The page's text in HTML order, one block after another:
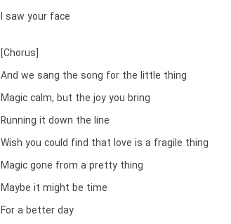
I saw your face
[Chorus]
And we sang the song for the little thing
Magic calm, but the joy you bring
Running it down the line
Wish you could find that love is a fragile thing
Magic gone from a pretty thing
Maybe it might be time
For a better day